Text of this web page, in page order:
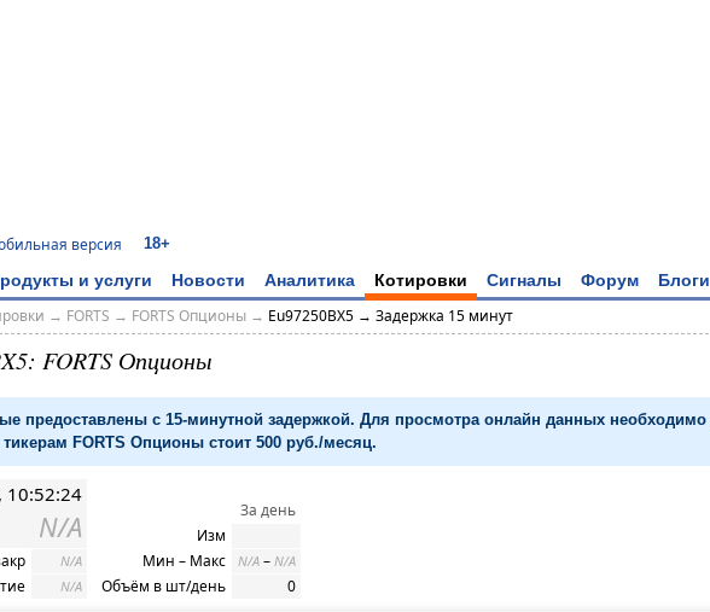
версия 18+
и услуги Новости Аналитика Котировки Сигналы Форум Блоги
→ FORTS → FORTS Опционы→ Eu97250BX5 → Задержка 15 минут
FORTS Опционы
предоставлены с 15-минутной задержкой. Для просмотра онлайн данных необходимо
FORTS Опционы стоит 500 руб./месяц.
10:52:24
N/A
N/A
N/A
За день
Изм
Мин – Макс
N/A – N/A
Объём в шт/день 0